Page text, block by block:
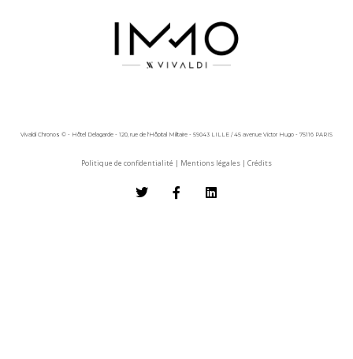
Vivaldi Chronos © - Hôtel Delagarde - 120, rue de l'Hôpital Militaire - 59043 LILLE / 45 avenue Victor Hugo - 75116 PARIS
Politique de confidentialité | Mentions légales | Crédits